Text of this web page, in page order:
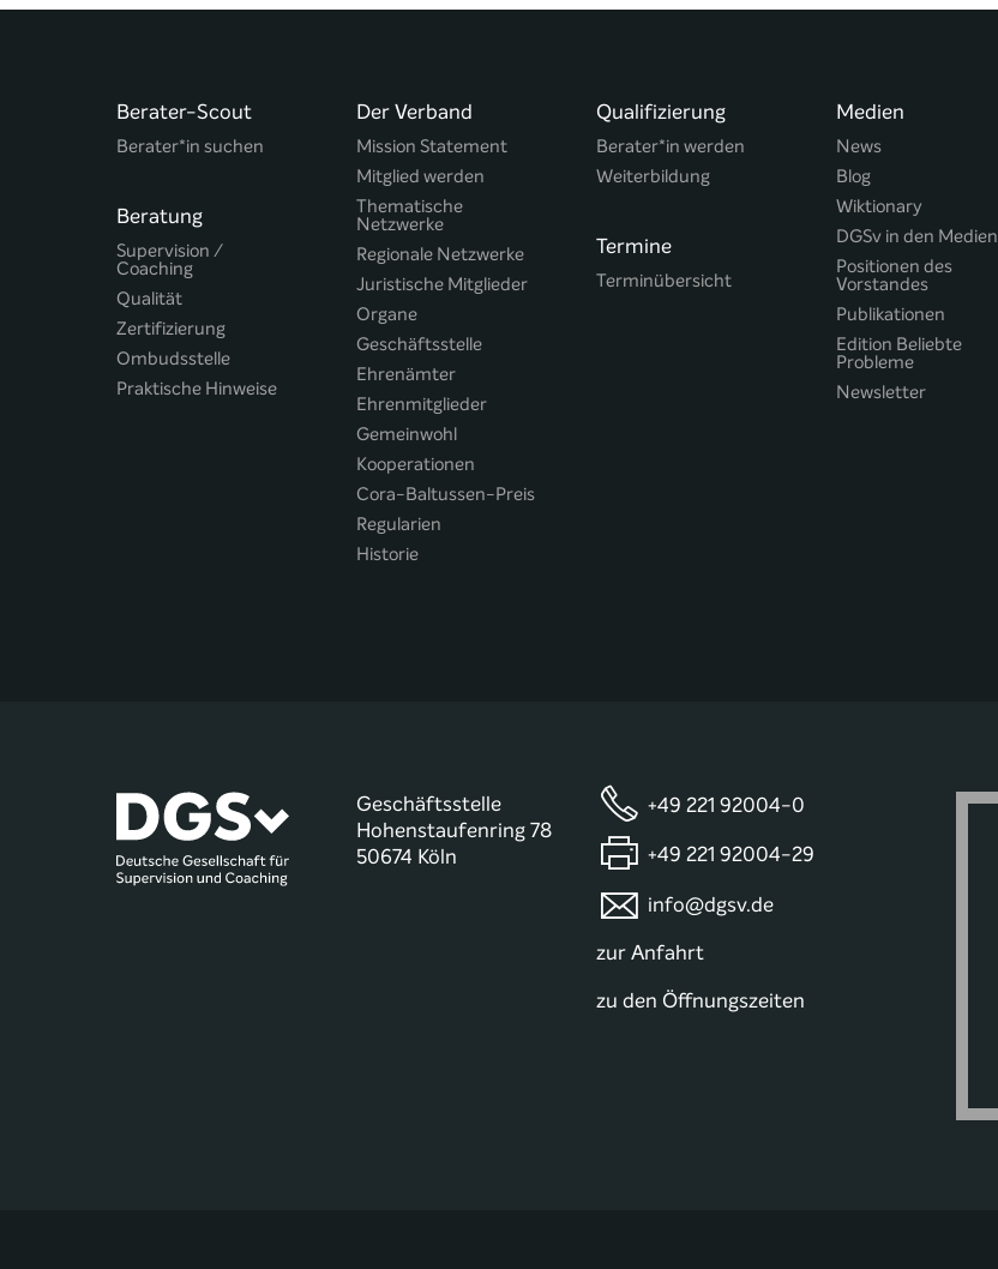
Berater-Scout
Berater*in suchen
Beratung
Supervision /
Coaching
Qualität
Zertifizierung
Ombudsstelle
Praktische Hinweise
Der Verband
Mission Statement
Mitglied werden
Thematische
Netzwerke
Regionale Netzwerke
Juristische Mitglieder
Organe
Geschäftsstelle
Ehrenämter
Ehrenmitglieder
Gemeinwohl
Kooperationen
Cora-Baltussen-Preis
Regularien
Historie
Qualifizierung
Berater*in werden
Weiterbildung
Termine
Terminübersicht
Medien
News
Blog
Wiktionary
DGSv in den Medien
Positionen des
Vorstandes
Publikationen
Edition Beliebte
Probleme
Newsletter
Geschäftsstelle
Hohenstaufenring 78
50674 Köln
+49 221 92004-0
+49 221 92004-29
info@dgsv.de
zur Anfahrt
zu den Öffnungszeiten